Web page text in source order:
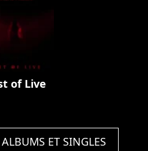
of Live
ET SINGLES